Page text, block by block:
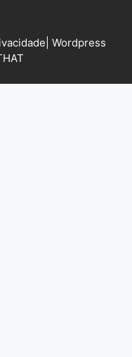
Wordpress